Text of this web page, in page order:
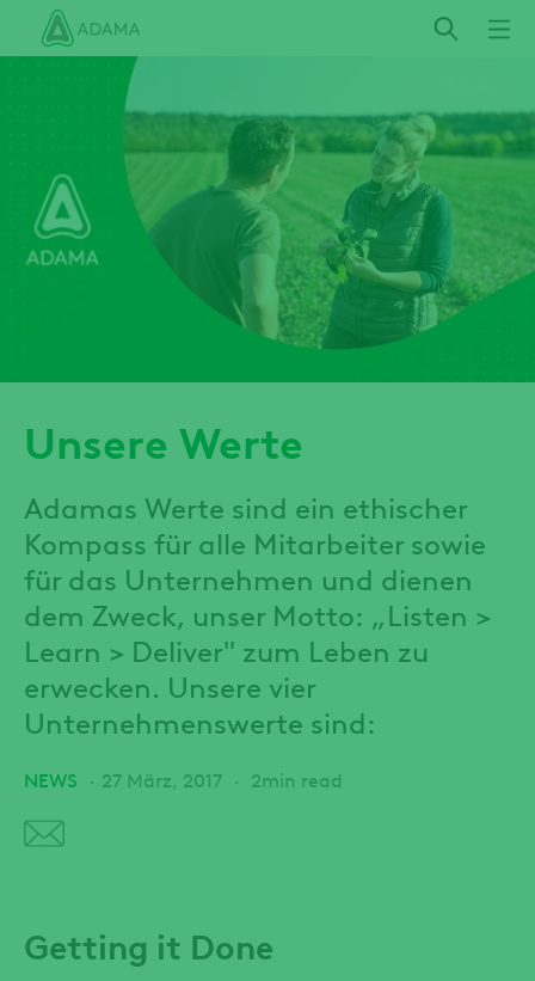
Direkt
Unsere Werte
Adamas Werte sind ein ethischer
Kompass für alle Mitarbeiter sowie
für das Unternehmen und dienen
dem Zweck, unser Motto: „Listen >
Learn > Deliver" zum Leben zu
erwecken. Unsere vier
Unternehmenswerte sind:
NEWS 27 März, 2017 2min read
Getting it Done